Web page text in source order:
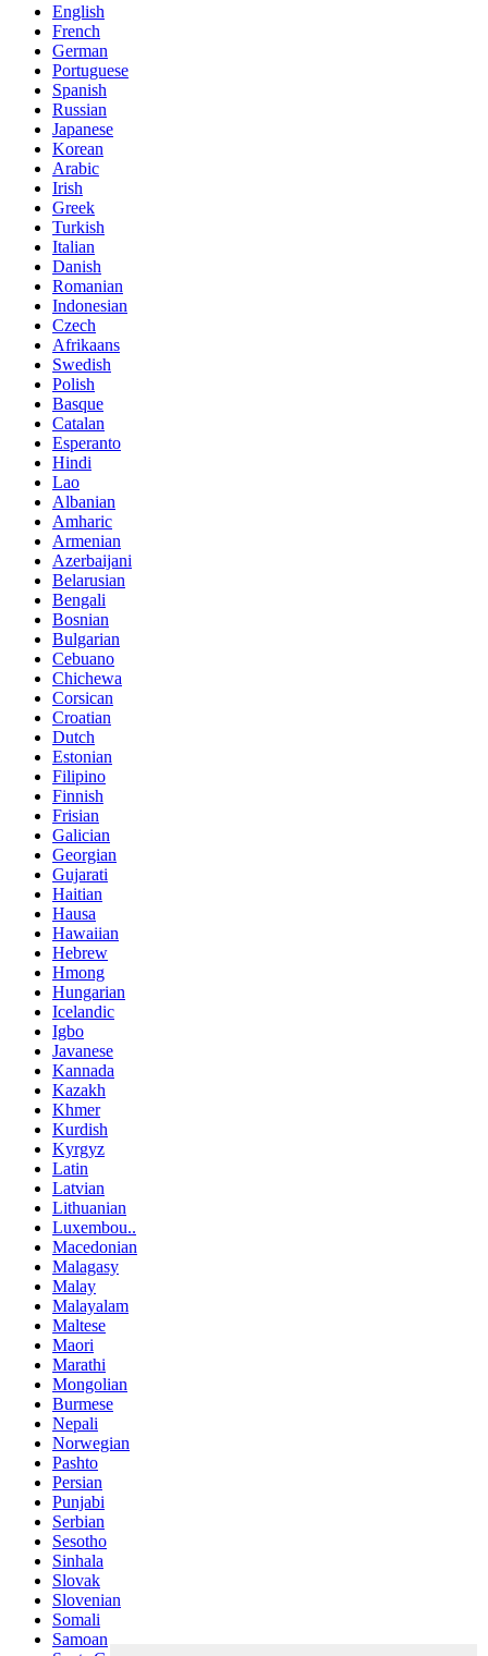
English
French
German
Portuguese
Spanish
Russian
Japanese
Korean
Arabic
Irish
Greek
Turkish
Italian
Danish
Romanian
Indonesian
Czech
Afrikaans
Swedish
Polish
Basque
Catalan
Esperanto
Hindi
Lao
Albanian
Amharic
Armenian
Azerbaijani
Belarusian
Bengali
Bosnian
Bulgarian
Cebuano
Chichewa
Corsican
Croatian
Dutch
Estonian
Filipino
Finnish
Frisian
Galician
Georgian
Gujarati
Haitian
Hausa
Hawaiian
Hebrew
Hmong
Hungarian
Icelandic
Igbo
Javanese
Kannada
Kazakh
Khmer
Kurdish
Kyrgyz
Latin
Latvian
Lithuanian
Luxembou..
Macedonian
Malagasy
Malay
Malayalam
Maltese
Maori
Marathi
Mongolian
Burmese
Nepali
Norwegian
Pashto
Persian
Punjabi
Serbian
Sesotho
Sinhala
Slovak
Slovenian
Somali
Samoan